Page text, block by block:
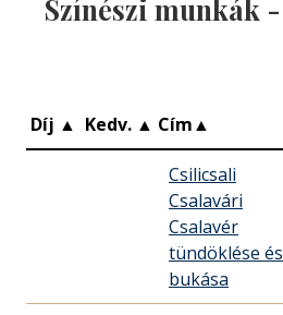
Színészi munkák -
Díj ▲ Kedv. ▲ Cím▲
Csilicsali
Csalavári
Csalavér
tündöklése és
bukása